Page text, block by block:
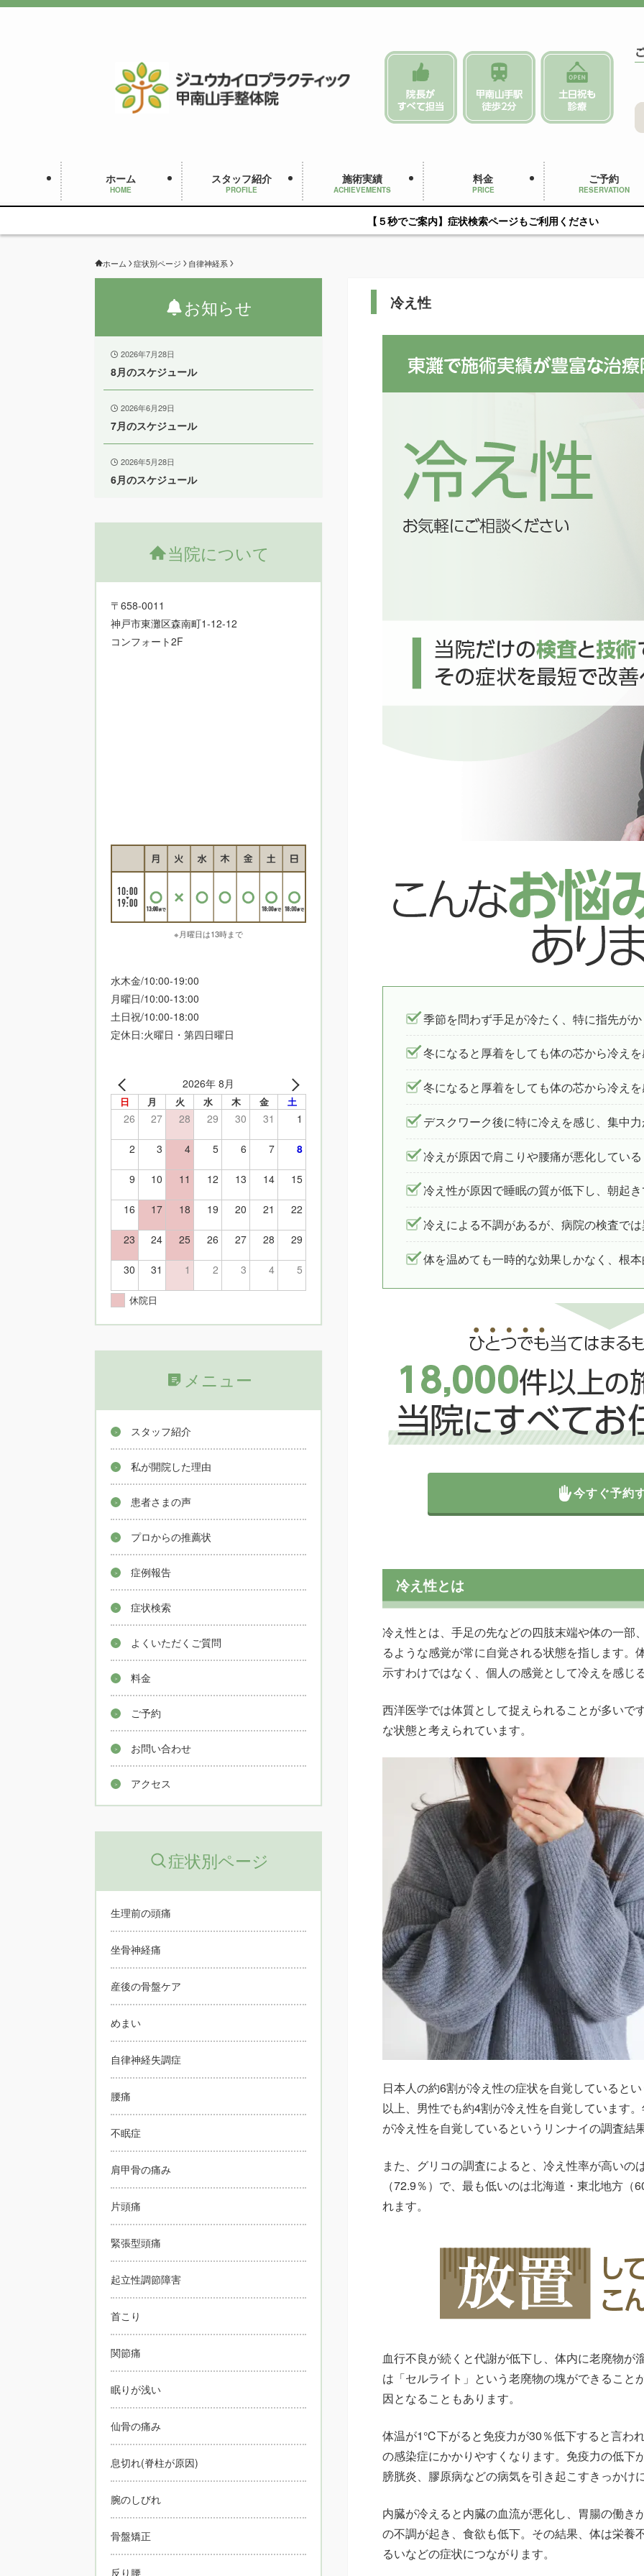
ホーム
HOME
スタッフ紹介
PROFILE
施術実績
ACHIEVEMENTS
料金
PRICE
ご予約
RESERVATION
【５秒でご案内】症状検索ページもご利用ください
ホーム 症状別ページ 自律神経系
冷え性
季節を問わず手足が冷たく、特に指先が
冬になると厚着をしても体の芯から冷え
冬になると厚着をしても体の芯から冷え
デスクワーク後に特に冷えを感じ、集中
冷えが原因で肩こりや腰痛が悪化している
冷え性が原因で睡眠の質が低下し、朝起
冷えによる不調があるが、病院の検査で
体を温めても一時的な効果しかなく、根
今すぐ予約
冷え性とは
冷え性とは、手足の先などの四肢末端や体の一部
るような感覚が常に自覚される状態を指します。
示すわけではなく、個人の感覚として冷えを感じ
西洋医学では体質として捉えられることが多いで
な状態と考えられています。
日本人の約6割が冷え性の症状を自覚していると
以上、男性でも約4割が冷え性を自覚しています
が冷え性を自覚しているというリンナイの調査結
また、グリコの調査によると、冷え性率が高いの
（72.9％）で、最も低いのは北海道・東北地方
れます。
血行不良が続くと代謝が低下し、体内に老廃物が
は「セルライト」という老廃物の塊ができること
因となることもあります。
体温が1℃下がると免疫力が30％低下すると言わ
の感染症にかかりやすくなります。免疫力の低下
膀胱炎、膠原病などの病気を引き起こすきっかけ
内臓が冷えると内臓の血流が悪化し、胃腸の働き
の不調が起き、食欲も低下。その結果、体は栄養
るいなどの症状につながります。
お知らせ
2026年7月28日
8月のスケジュール
2026年6月29日
7月のスケジュール
2026年5月28日
6月のスケジュール
当院について
〒658-0011
神戸市東灘区森南町1-12-12
コンフォート2F
※月曜日は13時まで
水木金/10:00-19:00
月曜日/10:00-13:00
土日祝/10:00-18:00
定休日:火曜日・第四日曜日
2026年 8月
日 月 火 水 木 金 土
26 27 28 29 30 31 1
2 3 4 5 6 7 8
9 10 11 12 13 14 15
16 17 18 19 20 21 22
23 24 25 26 27 28 29
30 31 1 2 3 4 5
休院日
メニュー
スタッフ紹介
私が開院した理由
患者さまの声
プロからの推薦状
症例報告
症状検索
よくいただくご質問
料金
ご予約
お問い合わせ
アクセス
症状別ページ
生理前の頭痛
坐骨神経痛
産後の骨盤ケア
めまい
自律神経失調症
腰痛
不眠症
肩甲骨の痛み
片頭痛
緊張型頭痛
起立性調節障害
首こり
関節痛
眠りが浅い
仙骨の痛み
息切れ(脊柱が原因)
腕のしびれ
骨盤矯正
反り腰